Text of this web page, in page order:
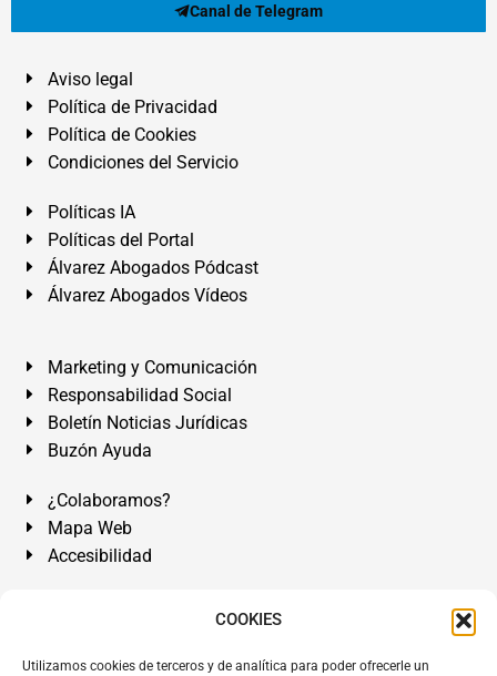
COOKIES
Utilizamos cookies de terceros y de analítica para poder ofrecerle un
Canal de Telegram
Aviso legal
Política de Privacidad
Política de Cookies
Condiciones del Servicio
Políticas IA
Políticas del Portal
Álvarez Abogados Pódcast
Álvarez Abogados Vídeos
Marketing y Comunicación
Responsabilidad Social
Boletín Noticias Jurídicas
Buzón Ayuda
¿Colaboramos?
Mapa Web
Accesibilidad
Álvarez Abogados Tenerife:Calle Teobaldo Power Nº 7,
de Tenerife. Islas Canarias.